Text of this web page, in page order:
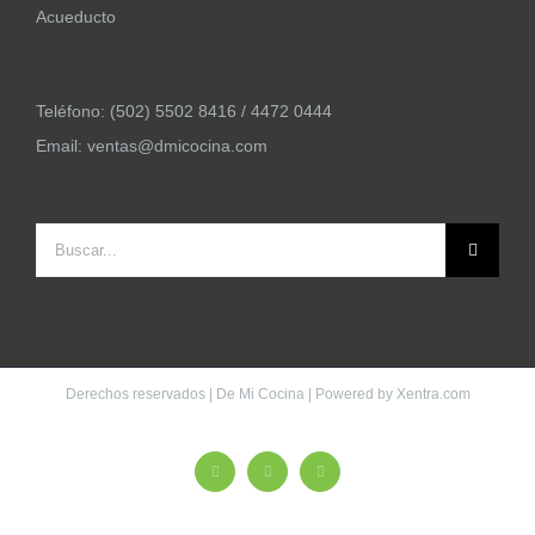
Acueducto
Teléfono: (502) 5502 8416 / 4472 0444
Email: ventas@dmicocina.com
Buscar:
Derechos reservados | De Mi Cocina | Powered by Xentra.com
FacebookX Instagram